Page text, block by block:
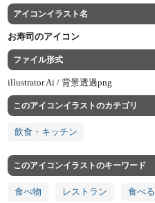
アイコンイラスト名
お寿司のアイコン
ファイル形式
illustrator Ai /背景透過png
このアイコンイラストのカテゴリ
飲食・キッチン
このアイコンイラストのキーワード
食べ物 レストラン 食べる